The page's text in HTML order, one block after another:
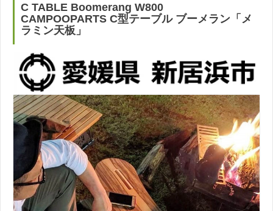
C TABLE Boomerang W800
CAMPOOPARTS C型テーブル ブーメラン「メ
ラミン天板」